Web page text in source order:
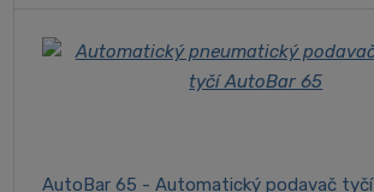
AutoBar 65 - Automatický podavač tyčí